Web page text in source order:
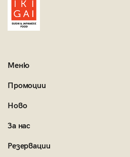
Меню
Промоции
Ново
За нас
Резервации